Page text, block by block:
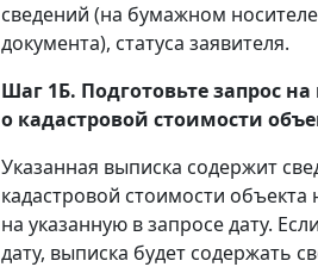
сведений (на бумажном
документа), статуса заявителя.
Шаг 1Б. Подготовьте запрос
о кадастровой стоимости
Указанная выписка содержит
кадастровой стоимости
на указанную в запросе дату.
дату, выписка будет содержать